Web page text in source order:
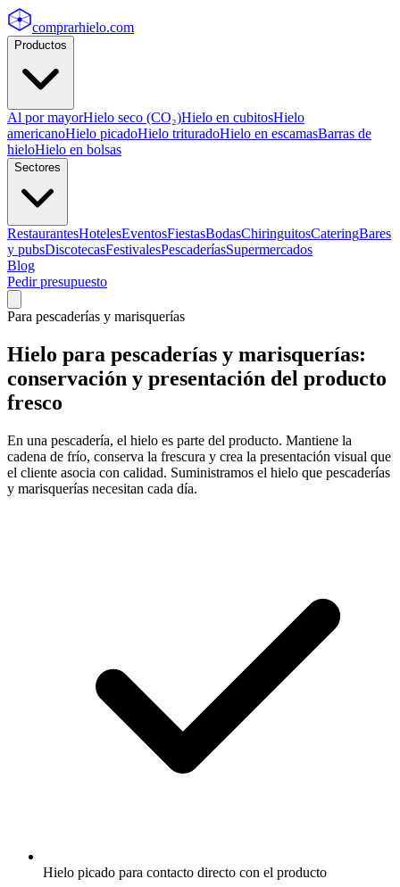
comprarhielo.com
Productos
Al por mayorHielo seco (CO₂)Hielo en cubitosHielo
americanoHielo picadoHielo trituradoHielo en escamasBarras de
hieloHielo en bolsas
Sectores
RestaurantesHotelesEventosFiestasBodasChiringuitosCateringBares
y pubsDiscotecasFestivalesPescaderíasSupermercados
Blog
Pedir presupuesto
Para pescaderías y marisquerías
Hielo para pescaderías y marisquerías:
conservación y presentación del producto
fresco
En una pescadería, el hielo es parte del producto. Mantiene la
cadena de frío, conserva la frescura y crea la presentación visual que
el cliente asocia con calidad. Suministramos el hielo que pescaderías
y marisquerías necesitan cada día.
Hielo picado para contacto directo con el producto